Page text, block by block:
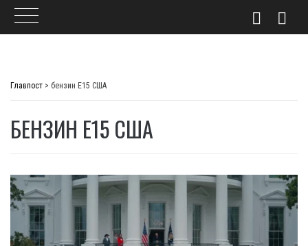
Главпост > бензин E15 США
БЕНЗИН E15 США